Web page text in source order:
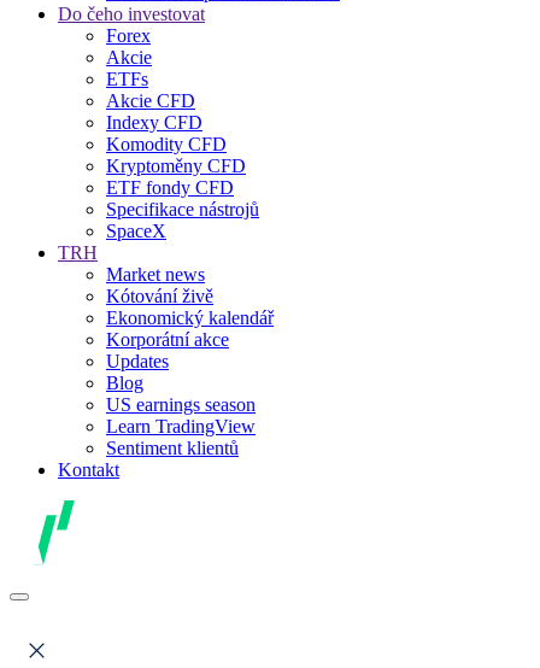
Do čeho investovat
Forex
Akcie
ETFs
Akcie CFD
Indexy CFD
Komodity CFD
Kryptoměny CFD
ETF fondy CFD
Specifikace nástrojů
SpaceX
TRH
Market news
Kótování živě
Ekonomický kalendář
Korporátní akce
Updates
Blog
US earnings season
Learn TradingView
Sentiment klientů
Kontakt